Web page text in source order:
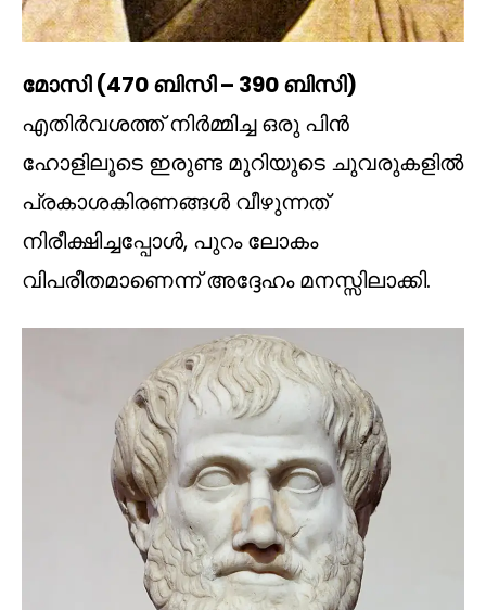
മോസി (470 ബിസി – 390 ബിസി)
എതിർവശത്ത് നിർമ്മിച്ച ഒരു പിൻ
ഹോളിലൂടെ ഇരുണ്ട മുറിയുടെ ചുവരുകളിൽ
പ്രകാശകിരണങ്ങൾ വീഴുന്നത്
നിരീക്ഷിച്ചപ്പോൾ, പുറം ലോകം
വിപരീതമാണെന്ന് അദ്ദേഹം മനസ്സിലാക്കി.